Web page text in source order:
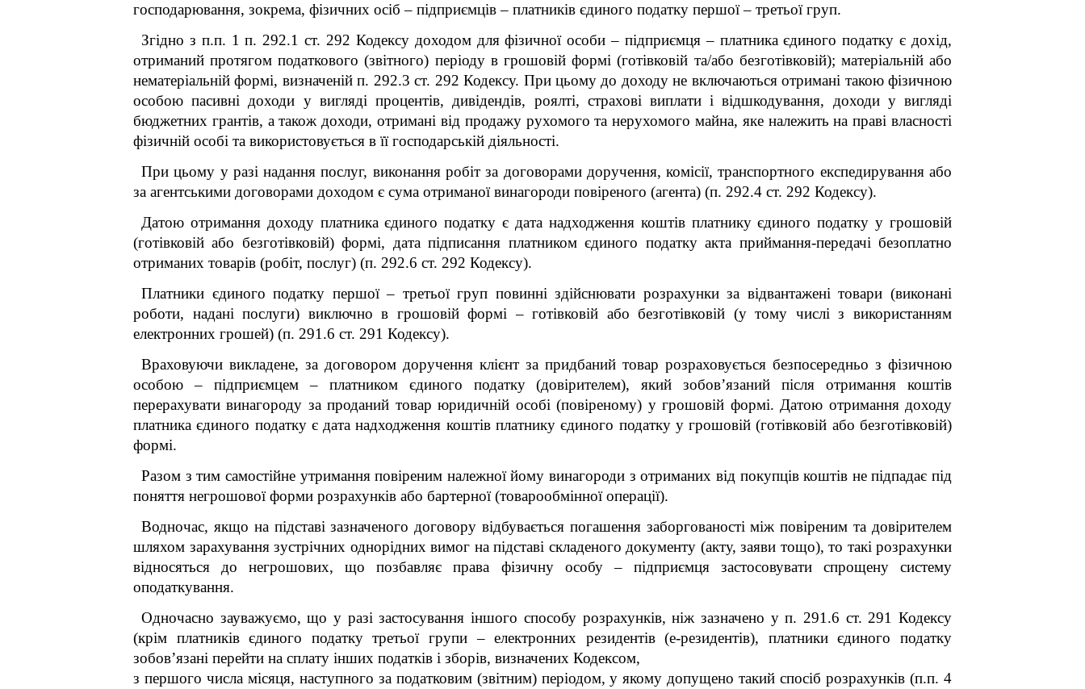
господарювання, зокрема, фізичних осіб – підприємців – платників єдиного податку першої – третьої груп.
Згідно з п.п. 1 п. 292.1 ст. 292 Кодексу доходом для фізичної особи – підприємця – платника єдиного податку є дохід,
отриманий протягом податкового (звітного) періоду в грошовій формі (готівковій та/або безготівковій); матеріальній або
нематеріальній формі, визначеній п. 292.3 ст. 292 Кодексу. При цьому до доходу не включаються отримані такою фізичною
особою пасивні доходи у вигляді процентів, дивідендів, роялті, страхові виплати і відшкодування, доходи у вигляді
бюджетних грантів, а також доходи, отримані від продажу рухомого та нерухомого майна, яке належить на праві власності
фізичній особі та використовується в її господарській діяльності.
При цьому у разі надання послуг, виконання робіт за договорамидоручення, комісії, транспортного експедирування або
за агентськими договорами доходом є сума отриманої винагороди повіреного (агента) (п. 292.4 ст. 292 Кодексу).
Датою отримання доходу платника єдиного податку є дата надходження коштів платнику єдиного податку у грошовій
(готівковій або безготівковій) формі, дата підписання платником єдиного податку акта приймання-передачі безоплатно
отриманих товарів (робіт, послуг) (п. 292.6 ст. 292 Кодексу).
Платники єдиного податку першої – третьої груп повинні здійснювати розрахунки за відвантажені товари (виконані
роботи, надані послуги) виключно в грошовій формі – готівковій або безготівковій (у тому числі з використанням
електронних грошей) (п. 291.6 ст. 291 Кодексу).
Враховуючи викладене, за договором доручення клієнт за придбаний товар розраховується безпосередньо з фізичною
особою – підприємцем – платником єдиного податку (довірителем), який зобов’язаний після отримання коштів
перерахувати винагороду за проданий товар юридичній особі (повіреному) у грошовій формі. Датою отримання доходу
платника єдиного податку є дата надходження коштів платнику єдиного податку у грошовій (готівковій або безготівковій)
формі.
Разом з тим самостійне утримання повіреним належної йому винагороди з отриманих від покупців коштів не підпадає під
поняття негрошової форми розрахунків або бартерної (товарообмінної операції).
Водночас, якщо на підставі зазначеного договору відбувається погашення заборгованості між повіреним та довірителем
шляхом зарахування зустрічних однорідних вимог на підставі складеного документу (акту, заяви тощо), то такі розрахунки
відносяться до негрошових, що позбавляє права фізичну особу – підприємця застосовувати спрощену систему
оподаткування.
Одночасно зауважуємо, що у разі застосування іншого способу розрахунків, ніж зазначено у п. 291.6 ст. 291 Кодексу
(крім платників єдиного податку третьої групи – електронних резидентів (е-резидентів), платники єдиного податку
зобов’язані перейти на сплату інших податків і зборів, визначених Кодексом,
з першого числа місяця, наступного за податковим (звітним) періодом, у якому допущено такий спосіб розрахунків (п.п. 4